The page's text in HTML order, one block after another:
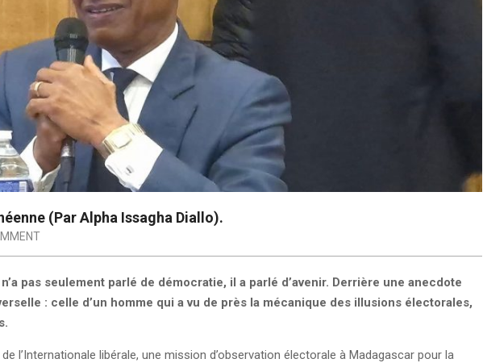
(Par Alpha Issagha Diallo).
pas seulement parlé de démocratie, il a parlé d’avenir. Derrière une anecdote
: celle d’un homme qui a vu de près la mécanique des illusions électorales,
l’Internationale libérale, une mission d’observation électorale à Madagascar pour la